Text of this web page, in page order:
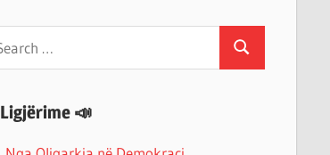
Search
Ligjërime 📣